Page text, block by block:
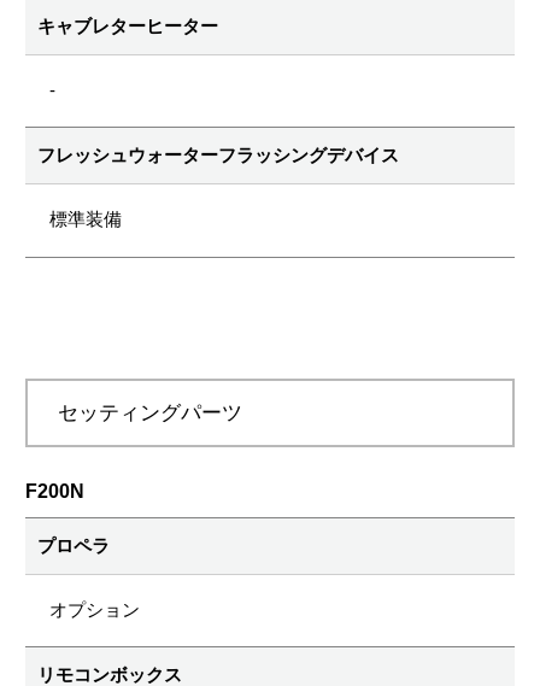
キャブレターヒーター
-
フレッシュウォーターフラッシングデバイス
標準装備
セッティングパーツ
F200N
プロペラ
オプション
リモコンボックス